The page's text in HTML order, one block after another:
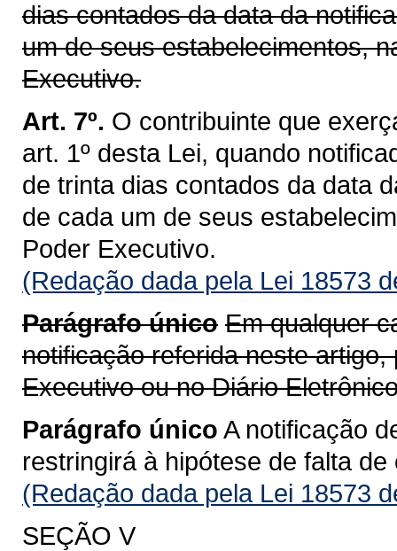
dias contados da data da
um de seus estabelecimentos,
Executivo.
Art. 7º. O contribuinte que
art. 1º desta Lei, quando
de trinta dias contados da data
de cada um de seus
Poder Executivo.
(Redação dada pela Lei 18573
Parágrafo único Em qualquer
notificação referida neste
Executivo ou no Diário
Parágrafo único A notificação
restringirá à hipótese de falta
(Redação dada pela Lei 18573
SEÇÃO V